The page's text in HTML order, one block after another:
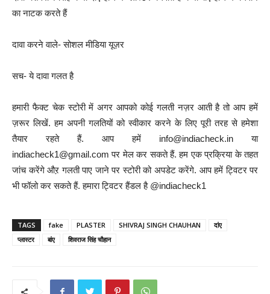
का नाटक करते हैं
दावा करने वाले- सोशल मीडिया यूज़र
सच- ये दावा गलत है
हमारी फैक्ट चेक स्टोरी में अगर आपको कोई गलती नज़र आती है तो आप हमें
ज़रूर लिखें. हम अपनी गलतियों को स्वीकार करने के लिए पूरी तरह से हमेशा
तैयार रहते हैं. आप हमें info@indiacheck.in या
indiacheck1@gmail.com पर मेल कर सकते हैं. हम एक प्रक्रिया के तहत
जांच करेंगे औऱ गलती पाए जाने पर स्टोरी को अपडेट करेंगे. आप हमें ट्विटर पर
भी फॉलो कर सकते हैं. हमारा ट्विटर हैंडल है @indiacheck1
TAGS fake PLASTER SHIVRAJ SINGH CHAUHAN
दांए
प्लास्टर
बांए शिवराज सिंह चौहान